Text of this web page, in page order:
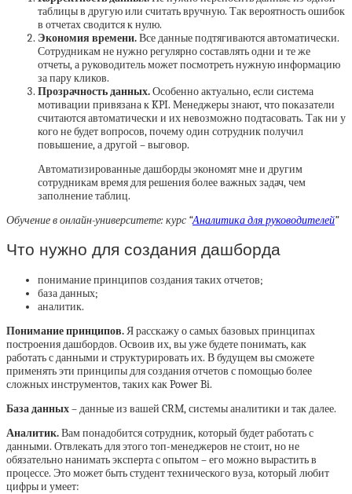
таблицы в другую или считать вручную. Так вероятность ошибок
в отчетах сводится к нулю.
Экономия времени.Все данные подтягиваются автоматически.
Сотрудникам не нужно регулярно составлять одни и те же
отчеты, а руководитель может посмотреть нужную информацию
за пару кликов.
Прозрачность данных.Особенно актуально, если система
мотивации привязана к KPI. Менеджеры знают, что показатели
считаются автоматически и их невозможно подтасовать. Так ни у
кого не будет вопросов, почему один сотрудник получил
повышение, а другой – выговор.
Автоматизированные дашборды экономят мне и другим
сотрудникам время для решения более важных задач, чем
заполнение таблиц.
Обучение в онлайн-университете: курс “Аналитика для руководителей”
Что нужно для создания дашборда
понимание принципов создания таких отчетов;
база данных;
аналитик.
Понимание принципов.Я расскажу о самых базовых принципах
построения дашбордов. Освоив их, вы уже будете понимать, как
работать с данными и структурировать их. В будущем вы сможете
применять эти принципы для создания отчетов с помощью более
сложных инструментов, таких как Power Bi.
База данных– данные из вашей CRM, системы аналитики и так далее.
Аналитик.Вам понадобится сотрудник, который будет работать с
данными. Отвлекать для этого топ-менеджеров не стоит, но не
обязательно нанимать эксперта с опытом – его можно вырастить в
процессе. Это может быть студент технического вуза, который любит
цифры и умеет: